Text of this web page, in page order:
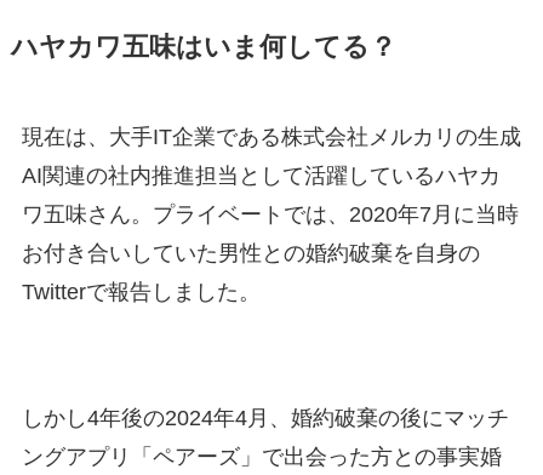
ハヤカワ五味はいま何してる？
現在は、大手IT企業である株式会社メルカリの生成
AI関連の社内推進担当として活躍しているハヤカ
ワ五味さん。プライベートでは、2020年7月に当時
お付き合いしていた男性との婚約破棄を自身の
Twitterで報告しました。
しかし4年後の2024年4月、婚約破棄の後にマッチ
ングアプリ「ペアーズ」で出会った方との事実婚